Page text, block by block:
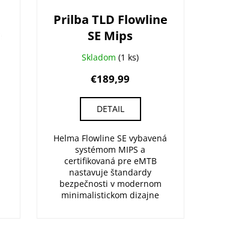
Prilba TLD Flowline
SE Mips
Skladom(1 ks)
€189,99
DETAIL
Helma Flowline SE vybavená
systémom MIPS a
certifikovaná pre eMTB
nastavuje štandardy
bezpečnosti v modernom
minimalistickom dizajne